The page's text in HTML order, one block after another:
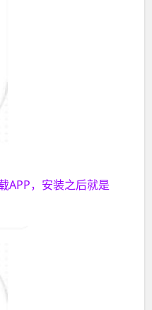
APP，安装之后就是